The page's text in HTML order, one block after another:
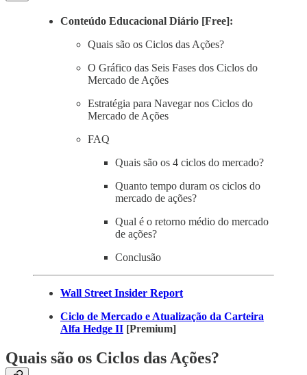
Conteúdo Educacional Diário [Free]:
Quais são os Ciclos das Ações?
O Gráfico das Seis Fases dos Ciclos do
Mercado de Ações
Estratégia para Navegar nos Ciclos do
Mercado de Ações
FAQ
Quais são os 4 ciclos do mercado?
Quanto tempo duram os ciclos do
mercado de ações?
Qual é o retorno médio do mercado
de ações?
Conclusão
Wall Street Insider Report
Ciclo de Mercado e Atualização da Carteira
Alfa Hedge II [Premium]
Quais são os Ciclos das Ações?